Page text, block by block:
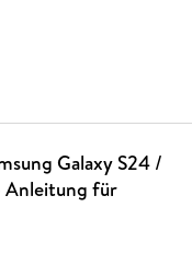
Galaxy S24 /
Anleitung für